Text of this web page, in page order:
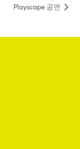
Playscape 공연